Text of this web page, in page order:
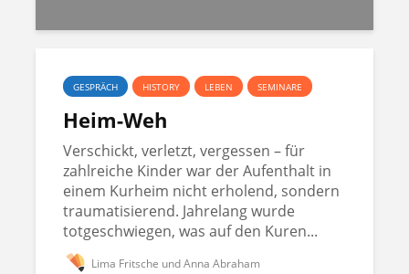
GESPRÄCH HISTORY LEBEN SEMINARE
Heim-Weh
Verschickt, verletzt, vergessen – für
zahlreiche Kinder war der Aufenthalt in
einem Kurheim nicht erholend, sondern
traumatisierend. Jahrelang wurde
totgeschwiegen, was auf den Kuren...
Lima Fritsche und Anna Abraham